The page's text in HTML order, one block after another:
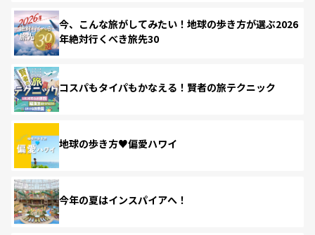
今、こんな旅がしてみたい！地球の歩き方が選ぶ2026
年絶対行くべき旅先30
コスパもタイパもかなえる！賢者の旅テクニック
地球の歩き方♥偏愛ハワイ
今年の夏はインスパイアへ！